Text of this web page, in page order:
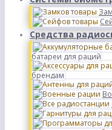
Средства
батареи для раций
брендам